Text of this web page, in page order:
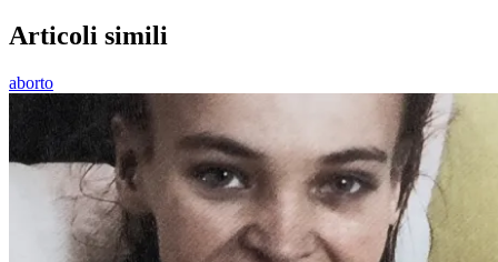
Articoli simili
aborto